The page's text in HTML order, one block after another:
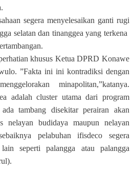
segera menyelesaikan ganti rugi
selatan dan tinanggea yang terkena
khusus Ketua DPRD Konawe
”Fakta ini ini kontradiksi dengan
minapolitan,”katanya.
adalah cluster utama dari program
tambang disekitar perairan akan
nelayan budidaya maupun nelayan
pelabuhan ifisdeco segera
seperti palangga atau palangga